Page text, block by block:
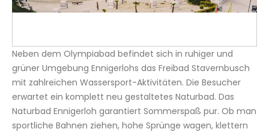
Neben dem Olympiabad befindet sich in ruhiger und
grüner Umgebung Ennigerlohs das Freibad Stavernbusch
mit zahlreichen Wassersport-Aktivitäten. Die Besucher
erwartet ein komplett neu gestaltetes Naturbad. Das
Naturbad Ennigerloh garantiert Sommerspaß pur. Ob man
sportliche Bahnen ziehen, hohe Sprünge wagen, klettern